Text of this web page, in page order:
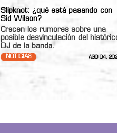
Slipknot: ¿qué está pasando con
Sid Wilson?
Crecen los rumores sobre una
posible desvinculación del
DJ de la banda.
NOTICIAS AGO 04,